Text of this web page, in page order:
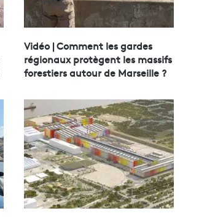
Vidéo | Comment les gardes
régionaux protègent les massifs
forestiers autour de Marseille ?